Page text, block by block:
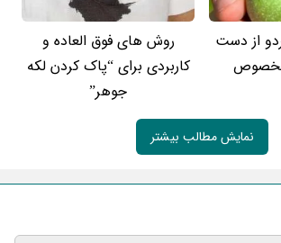
از دست
روش های فوق العاده و
کاربردی برای “پاک کردن لکه
جوهر”
نمایش مطالب بیشتر